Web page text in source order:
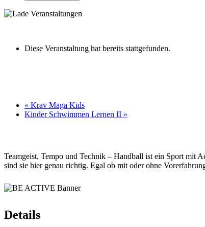
Diese Veranstaltung hat bereits stattgefunden.
« Krav Maga Kids
Kinder Schwimmen Lernen II »
Teamgeist, Tempo und Technik – Handball ist ein Sport mit
sind sie hier genau richtig. Egal ob mit oder ohne
Details